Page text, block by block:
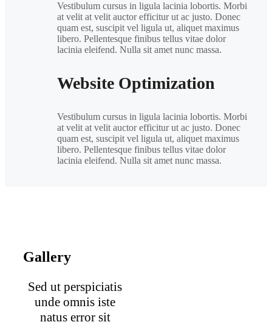
Vestibulum cursus in ligula lacinia lobortis. Morbi
at velit at velit auctor efficitur ut ac justo. Donec
quam est, suscipit vel ligula ut, aliquet maximus
libero. Pellentesque finibus tellus vitae dolor
lacinia eleifend. Nulla sit amet nunc massa.
Website Optimization
Vestibulum cursus in ligula lacinia lobortis. Morbi
at velit at velit auctor efficitur ut ac justo. Donec
quam est, suscipit vel ligula ut, aliquet maximus
libero. Pellentesque finibus tellus vitae dolor
lacinia eleifend. Nulla sit amet nunc massa.
Gallery
Sed ut perspiciatis
unde omnis iste
natus error sit